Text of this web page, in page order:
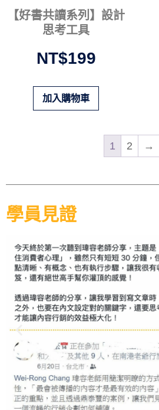
【好書共讀系列】設計
思考工具
NT$199
加入購物車
1 2 →
學員見證